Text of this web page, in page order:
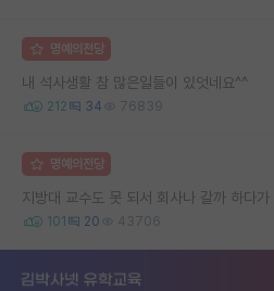
명예의전당
내 석사생활 참 많은일들이 있엇네요^^
212 34 76839
명예의전당
지방대 교수도 못 되서 회사나 갈까 하다
101 20 43706